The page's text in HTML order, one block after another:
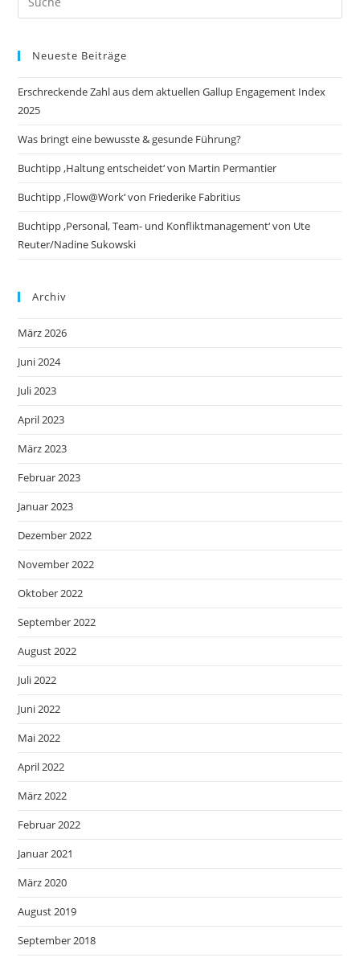
this
Neueste Beiträge
Erschreckende Zahl aus dem aktuellen Gallup Engagement Index
2025
Was bringt eine bewusste & gesunde Führung?
Buchtipp ‚Haltung entscheidet‘ von Martin Permantier
Buchtipp ‚Flow@Work‘ von Friederike Fabritius
Buchtipp ‚Personal, Team- und Konfliktmanagement‘ von Ute
Reuter/Nadine Sukowski
Archiv
März 2026
Juni 2024
Juli 2023
April 2023
März 2023
Februar 2023
Januar 2023
Dezember 2022
November 2022
Oktober 2022
September 2022
August 2022
Juli 2022
Juni 2022
Mai 2022
April 2022
März 2022
Februar 2022
Januar 2021
März 2020
August 2019
September 2018